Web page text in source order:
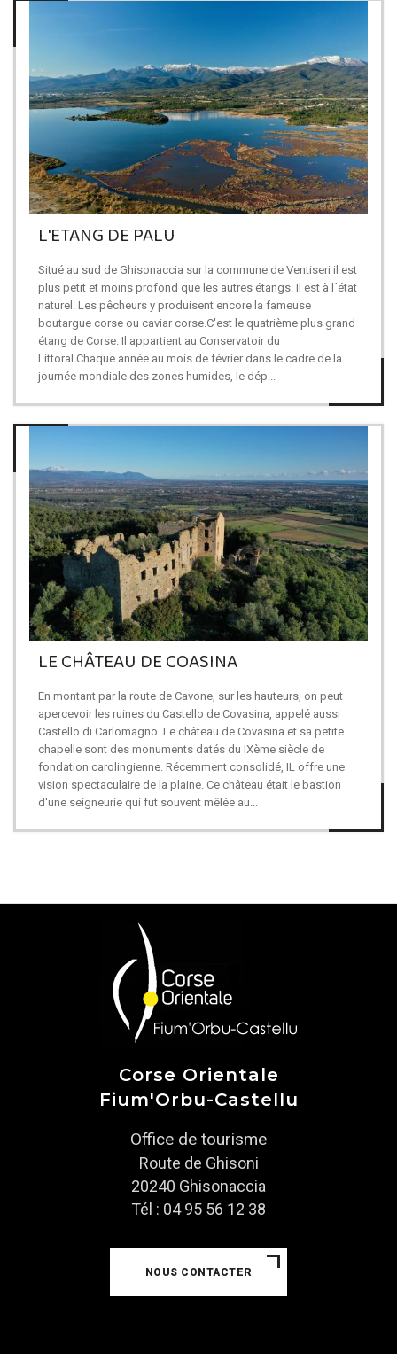
L'ETANG DE PALU
Situé au sud de Ghisonaccia sur la commune de Ventiseri il est
plus petit et moins profond que les autres étangs. Il est à l´état
naturel. Les pêcheurs y produisent encore la fameuse
boutargue corse ou caviar corse.C'est le quatrième plus grand
étang de Corse. Il appartient au Conservatoir du
Littoral.Chaque année au mois de février dans le cadre de la
journée mondiale des zones humides, le dép...
LE CHÂTEAU DE COASINA
En montant par la route de Cavone, sur les hauteurs, on peut
apercevoir les ruines du Castello de Covasina, appelé aussi
Castello di Carlomagno. Le château de Covasina et sa petite
chapelle sont des monuments datés du IXème siècle de
fondation carolingienne. Récemment consolidé, IL offre une
vision spectaculaire de la plaine. Ce château était le bastion
d'une seigneurie qui fut souvent mêlée au...
Corse Orientale
Fium'Orbu-Castellu
Office de tourisme
Route de Ghisoni
20240 Ghisonaccia
Tél : 04 95 56 12 38
NOUS CONTACTER